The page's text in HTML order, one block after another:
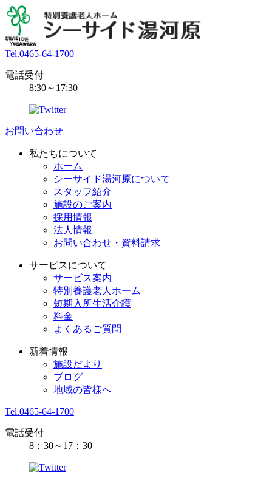
Tel.0465-64-1700
電話受付
8:30～17:30
お問い合わせ
私たちについて
ホーム
シーサイド湯河原について
スタッフ紹介
施設のご案内
採用情報
法人情報
お問い合わせ・資料請求
サービスについて
サービス案内
特別養護老人ホーム
短期入所生活介護
料金
よくあるご質問
新着情報
施設だより
ブログ
地域の皆様へ
Tel.0465-64-1700
電話受付
8：30～17：30